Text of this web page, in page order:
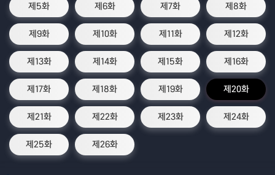
제5화 제6화 제7화 제8화
제9화 제10화 제11화 제12화
제13화 제14화 제15화 제16화
제17화 제18화 제19화 제20화
제21화 제22화 제23화 제24화
제25화 제26화